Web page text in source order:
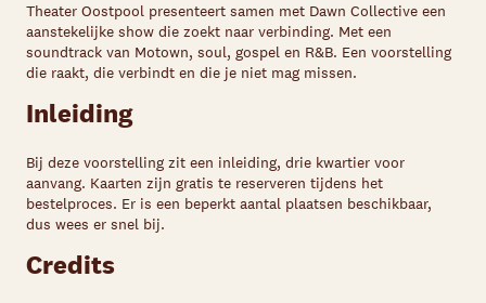
Theater Oostpool presenteert samen met Dawn Collective een
aanstekelijke show die zoekt naar verbinding. Met een
soundtrack van Motown, soul, gospel en R&B. Een voorstelling
die raakt, die verbindt en die je niet mag missen.
Inleiding
Bij deze voorstelling zit een inleiding, drie kwartier voor
aanvang. Kaarten zijn gratis te reserveren tijdens het
bestelproces. Er is een beperkt aantal plaatsen beschikbaar,
dus wees er snel bij.
Credits